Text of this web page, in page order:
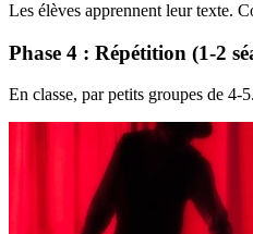
Les élèves apprennent leur texte.
Phase 4 : Répétition (1-2
En classe, par petits groupes de 4-